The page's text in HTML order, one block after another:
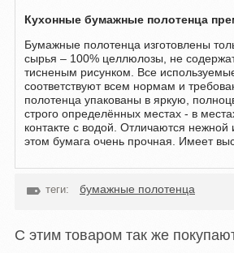
Кухонные бумажные полотенца
Бумажные полотенца изготовлены
сырья – 100% целлюлозы, не
тисненым рисунком. Все
соответствуют всем нормам и
полотенца упакованы в яркую,
строго определённых местах - в
контакте с водой. Отличаются нежной
этом бумага очень прочная. Имеет
теги: бумажные полотенца
C этим товаром так же